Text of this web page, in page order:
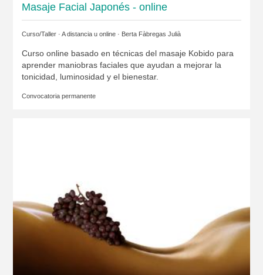
Masaje Facial Japonés - online
Curso/Taller · A distancia u online · Berta Fàbregas Julià
Curso online basado en técnicas del masaje Kobido para
aprender maniobras faciales que ayudan a mejorar la
tonicidad, luminosidad y el bienestar.
Convocatoria permanente